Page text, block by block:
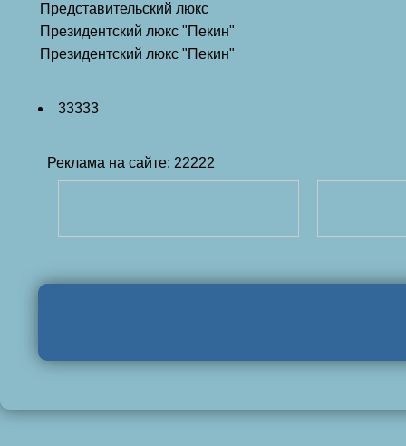
Представительский люкс
Президентский люкс "Пекин"
Президентский люкс "Пекин"
33333
Реклама на сайте: 22222